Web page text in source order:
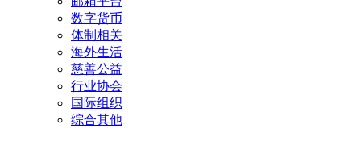
数字货币
体制相关
海外生活
慈善公益
行业协会
国际组织
综合其他